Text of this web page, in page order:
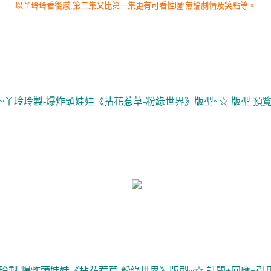
以丫玲玲看後感,第二集又比第一集更有可看性喔!無論劇情及笑點等。
玲玲製-爆炸頭娃娃《拈花惹草-粉綠世界》版型~☆ 版型 預